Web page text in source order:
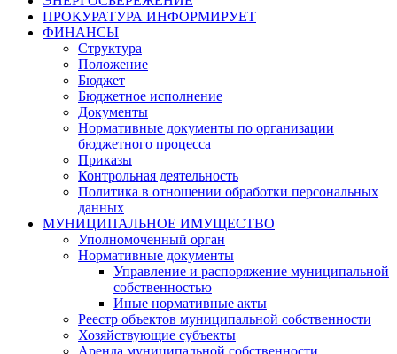
ПРОКУРАТУРА ИНФОРМИРУЕТ
ФИНАНСЫ
Структура
Положение
Бюджет
Бюджетное исполнение
Документы
Нормативные документы по организации
бюджетного процесса
Приказы
Контрольная деятельность
Политика в отношении обработки персональных
данных
МУНИЦИПАЛЬНОЕ ИМУЩЕСТВО
Уполномоченный орган
Нормативные документы
Управление и распоряжение муниципальной
собственностью
Иные нормативные акты
Реестр объектов муниципальной собственности
Хозяйствующие субъекты
Аренда муниципальной собственности